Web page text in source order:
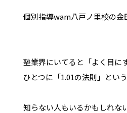
個別指導wam八戸ノ里校の金
塾業界にいてると「よく目に
ひとつに「1.01の法則」とい
知らない人もいるかもしれな